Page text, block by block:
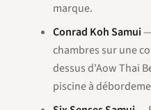
marque.
Conrad Koh Samui
chambres sur une
dessus d'Aow Thai
piscine à